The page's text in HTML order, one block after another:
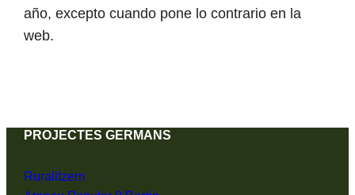
año, excepto cuando pone lo contrario en la
web.
PROJECTES GERMANS
Ruralitzem